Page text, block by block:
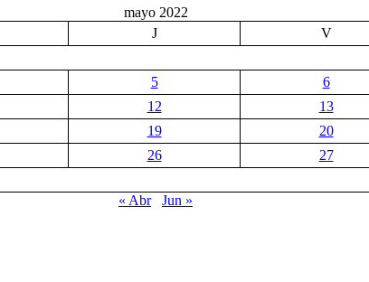
mayo 2022
J V
5 6
12 13
19 20
26 27
« Abr
Jun »